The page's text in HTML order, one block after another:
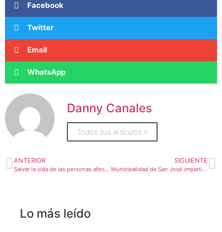
Facebook
Twitter
Email
WhatsApp
Danny Canales
Todos sus artículos »
ANTERIOR
Salvar la vida de las personas afectadas por Eta es la prioridad de los Comité Municipales de Emergencias
SIGUIENTE
Municipalidad de San José impartirá segundo y tercer ciclo lectivo para mayores de 14 años
Lo más leído